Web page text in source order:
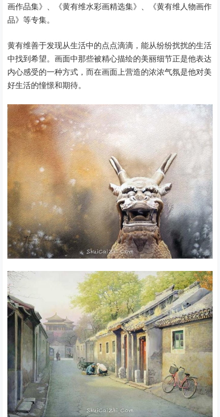
画作品集》、《黄有维水彩画精选集》、《黄有维人物画作
品》等专集。
黄有维善于发现从生活中的点点滴滴，能从纷纷扰扰的生活
中找到希望。画面中那些被精心描绘的美丽细节正是他表达
内心感受的一种方式，而在画面上营造的浓浓气氛是他对美
好生活的憧憬和期待。